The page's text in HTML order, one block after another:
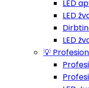
LED
LED
LED
💡